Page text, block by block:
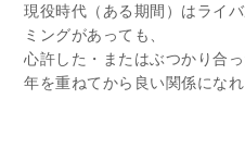
現役時代（ある期間）はライ
ミングがあっても、
心許した・またはぶつかり合っ
年を重ねてから良い関係にな